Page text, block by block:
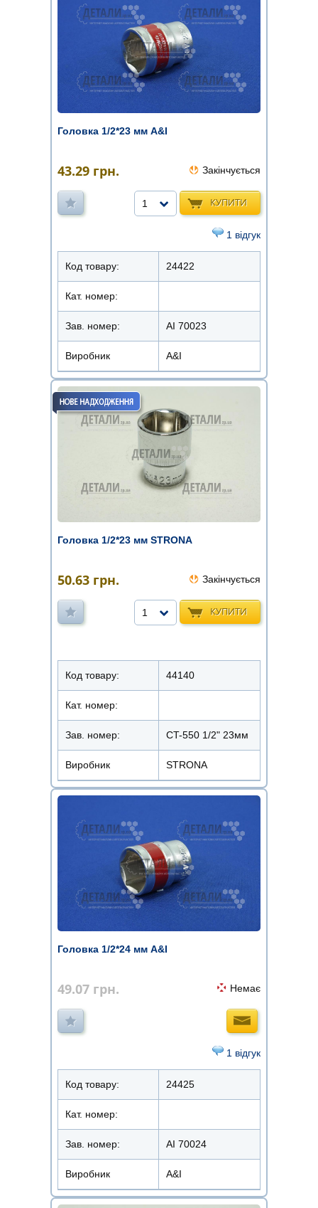
Головка 1/2*23 мм A&I
43.29 грн. Закінчується
КУПИТИ
1
1 відгук
Код товару: 24422
Кат. номер:
Зав. номер: AI 70023
Виробник A&I
Головка 1/2*23 мм STRONA
50.63 грн. Закінчується
КУПИТИ
1
Код товару: 44140
Кат. номер:
Зав. номер: CT-550 1/2" 23мм
Виробник STRONA
Головка 1/2*24 мм A&I
49.07 грн. Немає
1 відгук
Код товару: 24425
Кат. номер:
Зав. номер: AI 70024
Виробник A&I